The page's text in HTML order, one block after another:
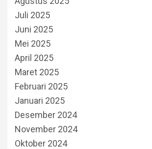
Juli 2025
Juni 2025
Mei 2025
April 2025
Maret 2025
Februari 2025
Januari 2025
Desember 2024
November 2024
Oktober 2024